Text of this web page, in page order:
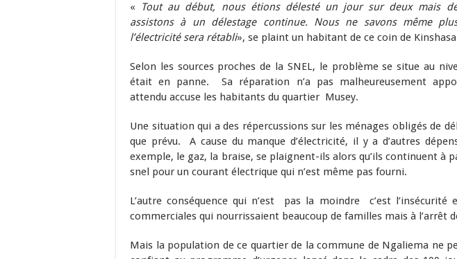
«
Tout au début, nous étions délesté un jour sur deux mais
assistons à un délestage continue. Nous ne savons même
l’électricité sera rétabli», se plaint un habitant de ce coin de
Selon les sources proches de la SNEL, le problème se situe au
était en panne. Sa réparation n’a pas malheureusement
attendu accuse les habitants du quartier Musey.
Une situation qui a des répercussions sur les ménages obligés de
que prévu. A cause du manque d’électricité, il y a d’autres
exemple, le gaz, la braise, se plaignent-ils alors qu’ils continuent à
snel pour un courant électrique qui n’est même pas fourni.
L’autre conséquence qui n’est pas la moindre c’est l’insécurité
commerciales qui nourrissaient beaucoup de familles mais à l’arrêt
Mais la population de ce quartier de la commune de Ngaliema ne